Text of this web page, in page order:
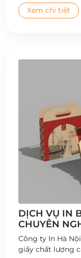
Xem chi tiết
DỊCH VỤ IN
CHUYÊN
TẦM
Công ty In Hà
giấy chất lượng